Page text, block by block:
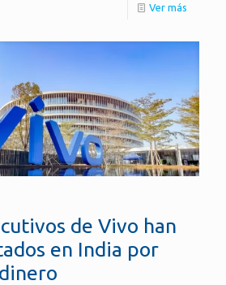
Ver más
de Vivo han
en India por